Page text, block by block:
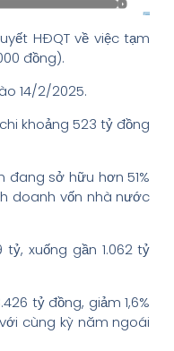
HĐQT về việc tạm
đồng).
14/2/2025.
khoảng 523 tỷ đồng
đang sở hữu hơn 51%
doanh vốn nhà nước
xuống gần 1.062 tỷ
tỷ đồng, giảm 1,6%
cùng kỳ năm ngoái